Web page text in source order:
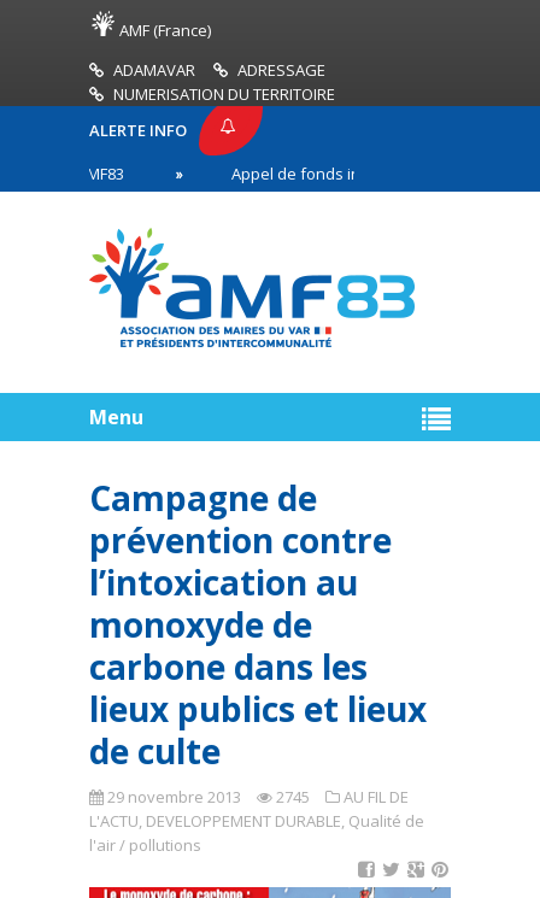
AMF (France)
ADAMAVAR
ADRESSAGE
NUMERISATION DU TERRITOIRE
ALERTE INFO
Appel de fonds incendies de forêt
première ligne
Menu
Campagne de
prévention contre
l’intoxication au
monoxyde de
carbone dans les
lieux publics et lieux
de culte
29 novembre 2013 2745
AU FIL DE
L'ACTU, DEVELOPPEMENT DURABLE, Qualité de
l'air / pollutions